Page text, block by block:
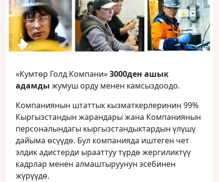
«Кумтөр Голд Компани»3000ден ашык
адамды жумуш орду менен камсыздоодо.
Компаниянын штаттык кызматкерлеринин 99%
Кыргызстандын жарандары жана Компаниянын
персоналындагы кыргызстандыктардын үлүшү
дайыма өсүүдө. Бул компанияда иштеген чет
элдик адистерди ырааттуу түрдө жергиликтүү
кадрлар менен алмаштыруунун эсебинен
жүрүүдө.